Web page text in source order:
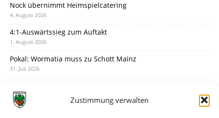
Zustimmung verwalten
Nock übernimmt Heimspielcatering
4. August 2026
4:1-Auswärtssieg zum Auftakt
1. August 2026
Pokal: Wormatia muss zu Schott Mainz
31. Juli 2026
30. Juli 2026